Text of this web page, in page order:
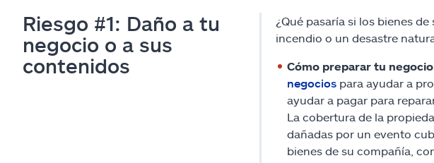
Riesgo #1: Daño a tu
negocio o a sus
contenidos
¿Qué pasaría si los bienes
incendio o un desastre
Cómo preparar tu
negociospara ayudar a
ayudar a pagar para
La cobertura de la
dañadas por un evento
bienes de su compañía,